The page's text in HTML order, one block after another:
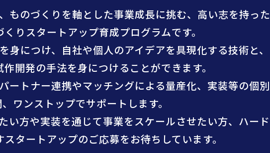
ものづくりを軸とした事業成長に挑む、高い志を持った
りスタートアップ育成プログラムです。
につけ、自社や個人のアイデアを具現化する技術と、
開発の手法を身につけることができます。
ートナー連携やマッチングによる量産化、実装等の個別
ワンストップでサポートします。
い方や実装を通じて事業をスケールさせたい方、ハード
タートアップのご応募をお待ちしています。